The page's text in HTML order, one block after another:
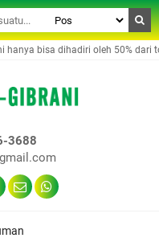
bisa dihadiri oleh 50% dari
3688